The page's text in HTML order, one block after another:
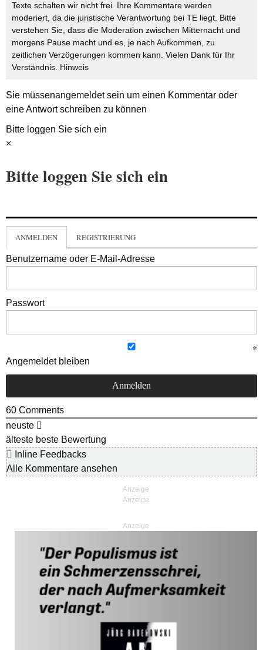
Texte schalten wir nicht frei. Ihre Kommentare werden
moderiert, da die juristische Verantwortung bei TE liegt. Bitte
verstehen Sie, dass die Moderation zwischen Mitternacht und
morgens Pause macht und es, je nach Aufkommen, zu
zeitlichen Verzögerungen kommen kann. Vielen Dank für Ihr
Verständnis. Hinweis
Sie müssenangemeldetsein um einen Kommentar oder
eine Antwort schreiben zu können
Bitte loggen Sie sich ein
×
Bitte loggen Sie sich ein
ANMELDEN REGISTRIERUNG
Benutzername oder E-Mail-Adresse
Passwort
Angemeldet bleiben
60 Comments
neuste
älteste beste Bewertung
Inline Feedbacks
Alle Kommentare ansehen
Anzeige